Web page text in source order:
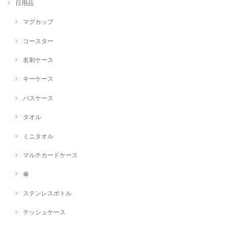
日用品
マグカップ
コースター
名刺ケース
キーケース
パスケース
タオル
ミニタオル
マルチカードケース
傘
ステンレスボトル
テッシュケース